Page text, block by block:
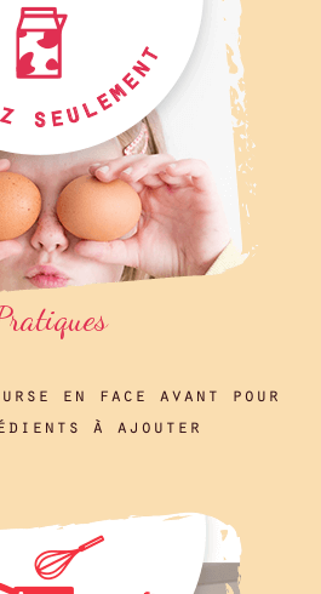
en face avant pour
à ajouter